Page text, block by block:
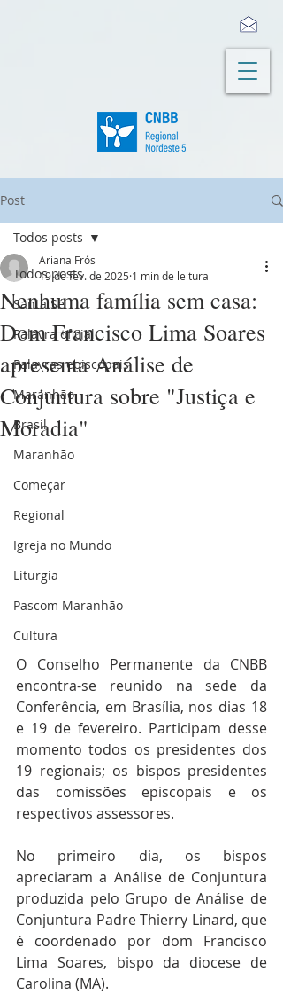
Post
Todos posts
Santa Sé
Palavra oficial
Palavras episcopais
Maranhão
Brasil
Maranhão
Começar
Regional
Igreja no Mundo
Liturgia
Pascom Maranhão
Cultura
Todos posts
Nenhuma família sem casa:
Dom Francisco Lima Soares
apresenta Análise de
Conjuntura sobre "Justiça e
Moradia"
Ariana Frós
19 de fev. de 2025 1 min de leitura
O Conselho Permanente da CNBB
encontra-se reunido na sede da
Conferência, em Brasília, nos dias 18
e 19 de fevereiro. Participam desse
momento todos os presidentes dos
19 regionais; os bispos presidentes
das comissões episcopais e os
respectivos assessores.
No primeiro dia, os bispos
apreciaram a Análise de Conjuntura
produzida pelo Grupo de Análise de
Conjuntura Padre Thierry Linard, que
é coordenado por dom Francisco
Lima Soares, bispo da diocese de
Carolina (MA).